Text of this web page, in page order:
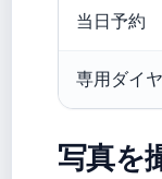
当日予約
専用ダイ
写真を